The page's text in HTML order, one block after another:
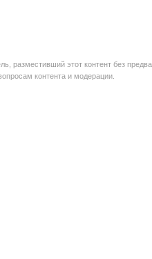
разместивший этот контент без
контента и модерации.